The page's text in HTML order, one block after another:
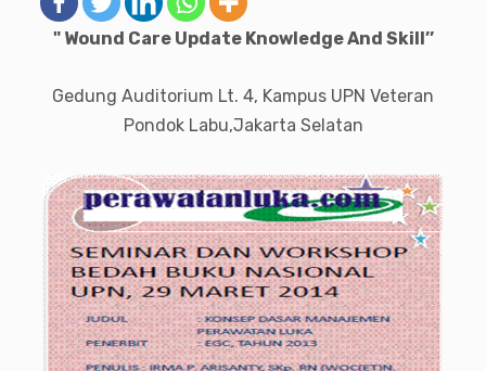
" Wound Care Update Knowledge And Skill ’’
Gedung Auditorium Lt. 4, Kampus UPN Veteran
Pondok Labu,Jakarta Selatan